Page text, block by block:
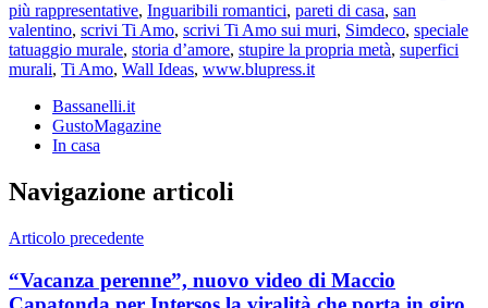
più rappresentative, Inguaribili romantici, pareti di casa, san
valentino, scrivi Ti Amo, scrivi Ti Amo sui muri, Simdeco, speciale
tatuaggio murale, storia d’amore, stupire la propria metà, superfici
murali, Ti Amo, Wall Ideas, www.blupress.it
Bassanelli.it
GustoMagazine
In casa
Navigazione articoli
Articolo precedente
“Vacanza perenne”, nuovo video di Maccio